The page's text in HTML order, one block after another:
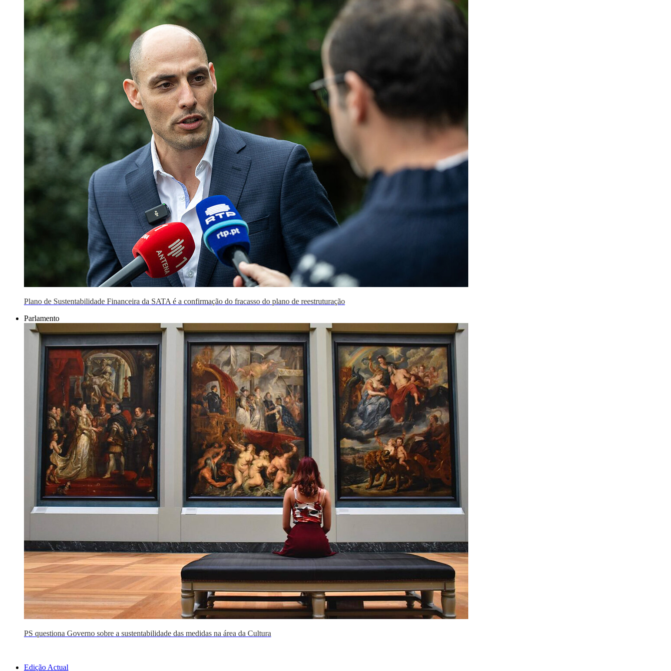
Plano de Sustentabilidade Financeira da SATA é a confirmação do fracasso do plano de reestruturação
Parlamento
PS questiona Governo sobre a sustentabilidade das medidas na área da Cultura
Edição Actual